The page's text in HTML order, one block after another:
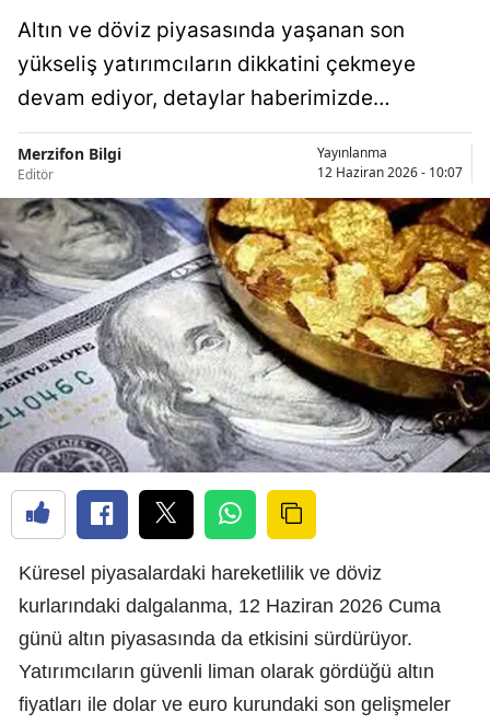
Altın ve döviz piyasasında yaşanan son
yükseliş yatırımcıların dikkatini çekmeye
devam ediyor, detaylar haberimizde…
Merzifon Bilgi
Editör
Yayınlanma
12 Haziran 2026 - 10:07
Küresel piyasalardaki hareketlilik ve döviz
kurlarındaki dalgalanma, 12 Haziran 2026 Cuma
günü altın piyasasında da etkisini sürdürüyor.
Yatırımcıların güvenli liman olarak gördüğü altın
fiyatları ile dolar ve euro kurundaki son gelişmeler